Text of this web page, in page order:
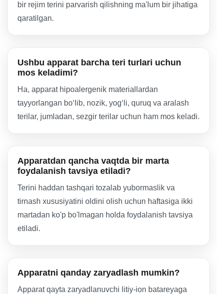
bir rejim terini parvarish qilishning ma'lum bir jihatiga
qaratilgan.
Ushbu apparat barcha teri turlari uchun
mos keladimi?
Ha, apparat hipoalergenik materiallardan
tayyorlangan bo‘lib, nozik, yog‘li, quruq va aralash
terilar, jumladan, sezgir terilar uchun ham mos keladi.
Apparatdan qancha vaqtda bir marta
foydalanish tavsiya etiladi?
Terini haddan tashqari tozalab yubormaslik va
tirnash xususiyatini oldini olish uchun haftasiga ikki
martadan ko'p bo'lmagan holda foydalanish tavsiya
etiladi.
Apparatni qanday zaryadlash mumkin?
Apparat qayta zaryadlanuvchi litiy-ion batareyaga